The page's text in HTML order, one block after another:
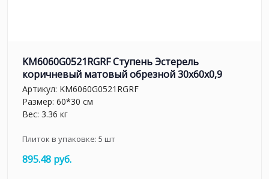
KM6060G0521RGRF Ступень Эстерель
коричневый матовый обрезной 30x60x0,9
Артикул: KM6060G0521RGRF
Размер: 60*30 см
Вес: 3.36 кг
Плиток в упаковке: 5 шт
895.48 руб.